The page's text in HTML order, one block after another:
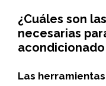
¿Cuáles son
necesarias
acondicionado
Las